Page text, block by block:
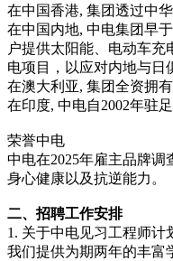
在中国香港, 集团透过中
在中国内地, 中电集团早
户提供太阳能、电动车
电项目，以应对内地与日
在澳大利亚, 集团全资拥
在印度, 中电自2002年驻
荣誉中电
中电在2025年雇主品牌
身心健康以及抗逆能力。
二、招聘工作安排
1. 关于中电见习工程师计
我们提供为期两年的丰富